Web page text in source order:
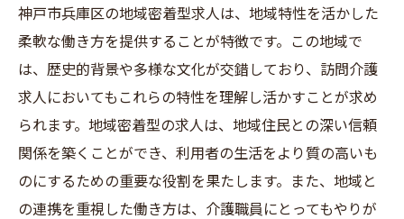
神戸市兵庫区の地域密着型求人は、地域特性を活かした
柔軟な働き方を提供することが特徴です。この地域で
は、歴史的背景や多様な文化が交錯しており、訪問介護
求人においてもこれらの特性を理解し活かすことが求め
られます。地域密着型の求人は、地域住民との深い信頼
関係を築くことができ、利用者の生活をより質の高いも
のにするための重要な役割を果たします。また、地域と
の連携を重視した働き方は、介護職員にとってもやりが